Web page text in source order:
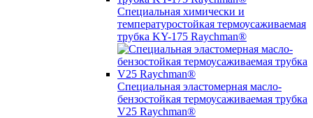
Специальная химически и
температуростойкая термоусаживаемая
трубка KY-175 Raychman®
Специальная эластомерная масло-
бензостойкая термоусаживаемая трубка
V25 Raychman®